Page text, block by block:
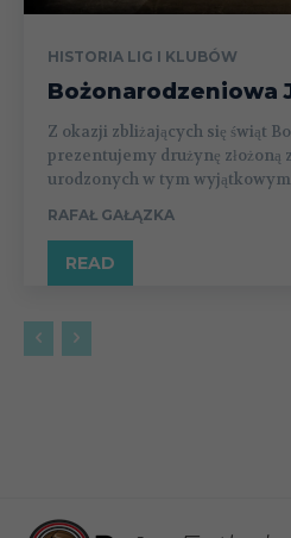
HISTORIA LIG I KLUBÓW
Bożonarodzeniowa
Z okazji zbliżających się świąt
prezentujemy drużynę złożoną
urodzonych w tym wyjątkowym
RAFAŁ GAŁĄZKA
READ